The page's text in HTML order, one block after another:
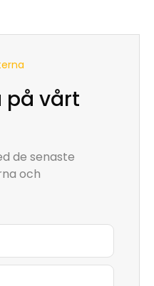
på vårt
de senaste
och